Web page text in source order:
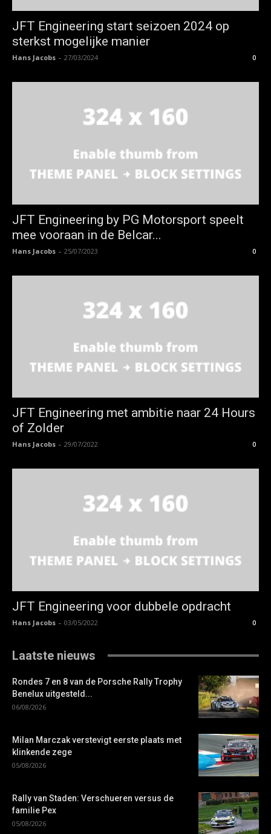
JFT Engineering start seizoen 2024 op
sterkst mogelijke manier
Hans Jacobs - 27/03/2024 0
JFT Engineering by PG Motorsport speelt
mee vooraan in de Belcar...
Hans Jacobs - 25/07/2023 0
JFT Engineering met ambitie naar 24 Hours
of Zolder
Hans Jacobs - 29/07/2022 0
JFT Engineering voor dubbele opdracht
Hans Jacobs - 03/05/2022 0
Laatste nieuws
Rondes 7 en 8 van de Porsche Rally Trophy
Benelux uitgesteld...
06/08/2026
Milan Marczak verstevigt eerste plaats met
klinkende zege
05/08/2026
Rally van Staden: Verschueren versus de
familie Pex
05/08/2026